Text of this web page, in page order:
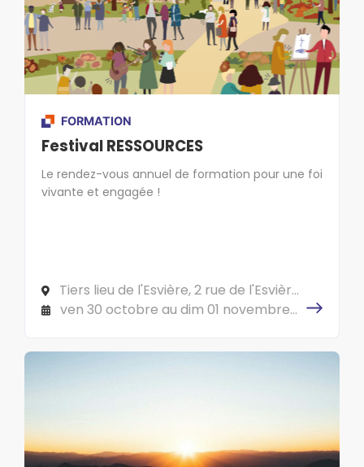
FORMATION
Festival RESSOURCES
Le rendez-vous annuel de formation pour une foi
vivante et engagée !
Tiers lieu de l'Esvière, 2 rue de l'Esvière,
49000 ANGERS
ven 30 octobre au dim 01 novembre